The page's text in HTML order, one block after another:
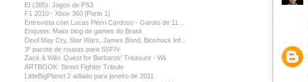
EI (385): Jogos de PS3
F1 2010 - Xbox 360 [Parte 1]
Entrevista com Lucas Piérri Cardoso - Garoto de 11...
Enquete: Maior blog de games do Brasil
Devil May Cry, Star Wars, James Bond, Bioshock Inf...
3º pacote de roupas para SSFIV
Zack & Wiki: Quest for Barbaros' Treasure - Wii
ARTBOOK: Street Fighter Tribute
LittleBigPlanet 2 adiado para janeiro de 2011